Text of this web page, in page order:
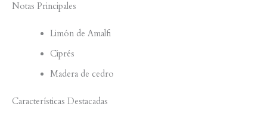
Notas Principales
Limón de Amalfi
Ciprés
Madera de cedro
Características Destacadas